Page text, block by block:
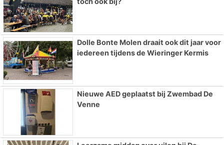
Dolle Bonte Molen draait ook dit jaar voor
iedereen tijdens de Wieringer Kermis
Nieuwe AED geplaatst bij Zwembad De
Venne